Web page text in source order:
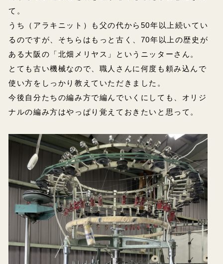
て。
うち（アラキニット）も父の代から50年以上続いてい
るのですが、そちらはもっと古く、70年以上の歴史が
ある大阪の「北畑メリヤス」というニッターさん。
とても古い機械なので、職人さんに何度も頼み込んで
使い方をしっかり教えていただきました。
今後自分たちの編み方で編んでいくにしても、オリジ
ナルの編み方はやっぱり覚えておきたいと思って。